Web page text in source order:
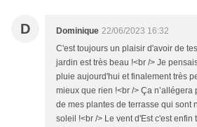
D Dominique 22/06/2023 16:32
C'est toujours un plaisir d'avoir de
jardin est très beau !<br /> Je
pluie aujourd'hui et finalement très
mieux que rien !<br /> Ça
de mes plantes de terrasse qui sont
soleil !<br /> Le vent d'Est c'est enfin